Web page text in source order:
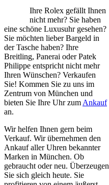
Ihre Rolex gefällt Ihnen
nicht mehr? Sie haben
eine schöne Luxusuhr gesehen?
Sie möchten lieber Bargeld in
der Tasche haben? Ihre
Breitling, Panerai oder Patek
Philippe entspricht nicht mehr
Ihren Wünschen? Verkaufen
Sie! Kommen Sie zu uns im
Zentrum von München und
bieten Sie Ihre Uhr zum Ankauf
an.
Wir helfen Ihnen gern beim
Verkauf. Wir übernehmen den
Ankauf aller Uhren bekannter
Marken in München. Ob
gebraucht oder neu. Überzeugen
Sie sich gleich heute. Sie